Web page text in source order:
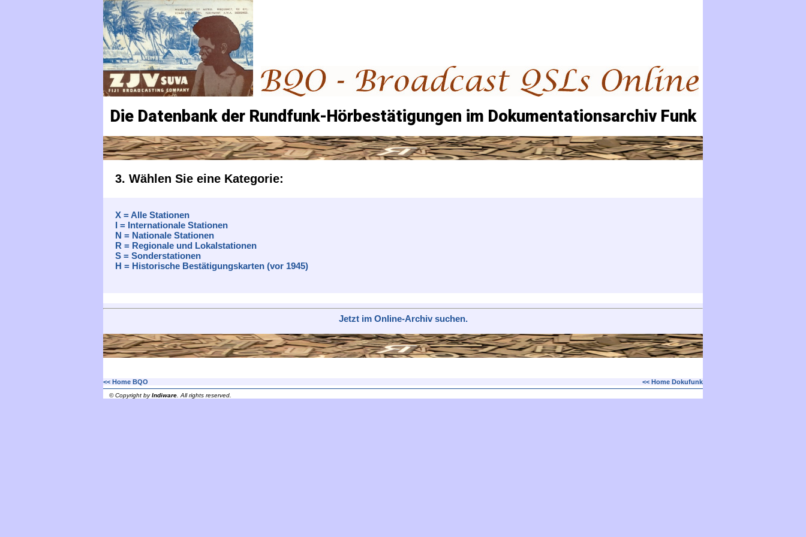
Die Datenbank der Rundfunk-Hörbestätigungen im Dokumentationsarchiv Funk
3. Wählen Sie eine Kategorie:
X = Alle Stationen
I = Internationale Stationen
N = Nationale Stationen
R = Regionale und Lokalstationen
S = Sonderstationen
H = Historische Bestätigungskarten (vor 1945)
Jetzt im Online-Archiv suchen.
<< Home BQO << Home Dokufunk
© Copyright byIndiware . All rights reserved.